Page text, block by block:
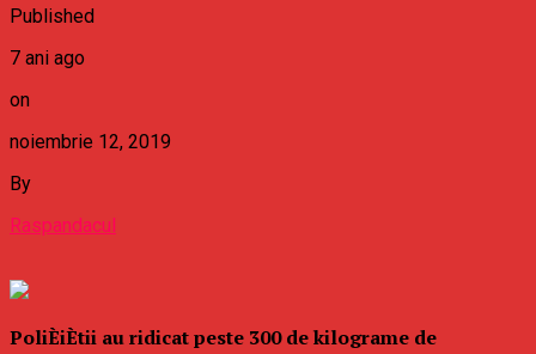
Published
7 ani ago
on
noiembrie 12, 2019
By
Raspandacul
PoliÈiÈtii au ridicat peste 300 de kilograme de